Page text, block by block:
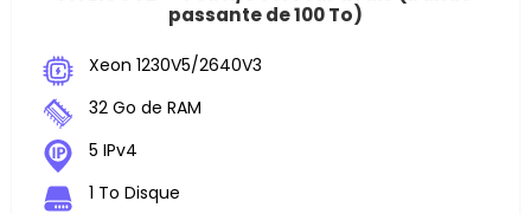
passante de 100 To)
Xeon 1230V5/2640V3
32 Go de RAM
5 IPv4
1 To Disque